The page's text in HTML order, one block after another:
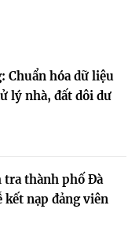
Chuẩn hóa dữ liệu
lý nhà, đất dôi dư
tra thành phố Đà
kết nạp đảng viên